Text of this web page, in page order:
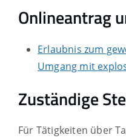
Onlineantrag
Erlaubnis zum
Umgang mit
Zuständige
Für Tätigkeiten über